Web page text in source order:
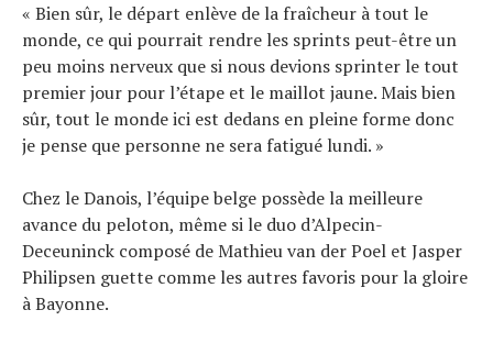
« Bien sûr, le départ enlève de la fraîcheur à tout le
monde, ce qui pourrait rendre les sprints peut-être un
peu moins nerveux que si nous devions sprinter le tout
premier jour pour l’étape et le maillot jaune. Mais bien
sûr, tout le monde ici est dedans en pleine forme donc
je pense que personne ne sera fatigué lundi. »
Chez le Danois, l’équipe belge possède la meilleure
avance du peloton, même si le duo d’Alpecin-
Deceuninck composé de Mathieu van der Poel et Jasper
Philipsen guette comme les autres favoris pour la gloire
à Bayonne.